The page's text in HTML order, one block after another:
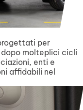
per
molteplici cicli
enti e
affidabili nel